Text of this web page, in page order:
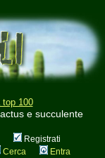
top 100
e succulente
Registrati
Cerca Entra